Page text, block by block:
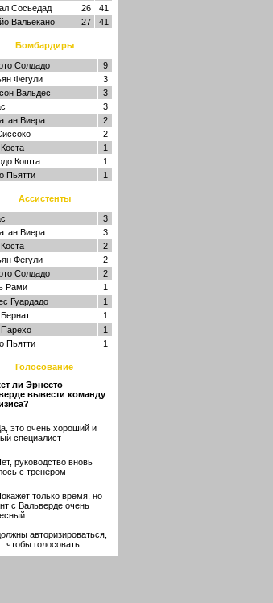
Сосьедад 26
41
Вальекано 27 41
Бомбардиры
Солдадо
9
Фегули
3
Вальдес
3
3
Виера
2
2
1
Кошта
1
Пьятти
1
Ассистенты
3
Виера
3
2
Фегули
2
Солдадо
2
Рами
1
Гуардадо
1
1
1
Пьятти
1
Голосование
ли Эрнесто
вывести команду
это очень хороший и
специалист
руководство вновь
с тренером
только время, но
с Вальверде очень
авторизироваться,
чтобы голосовать.